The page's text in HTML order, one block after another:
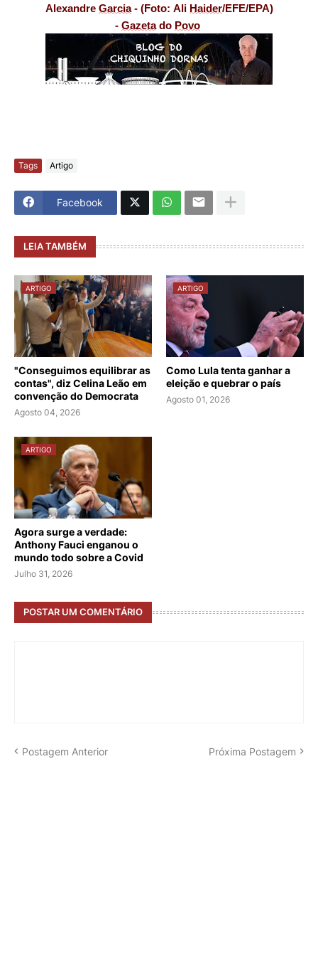
Alexandre Garcia- (Foto: Ali Haider/EFE/EPA)
- Gazetado Povo
Tags Artigo
Facebook
LEIA TAMBÉM
ARTIGO
"Conseguimos equilibrar as
contas", diz Celina Leão em
convenção do Democrata
Agosto 04, 2026
ARTIGO
Como Lula tenta ganhar a
eleição e quebrar o país
Agosto 01, 2026
ARTIGO
Agora surge a verdade:
Anthony Fauci enganou o
mundo todo sobre a Covid
Julho 31, 2026
POSTAR UM COMENTÁRIO
Postagem Anterior Próxima Postagem